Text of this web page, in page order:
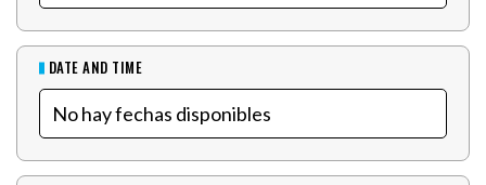
DATE AND TIME